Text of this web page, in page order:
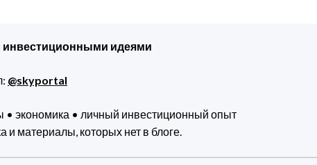
инвестиционными идеями
@skyportal
• экономика • личный инвестиционный опыт
и материалы, которых нет в блоге.